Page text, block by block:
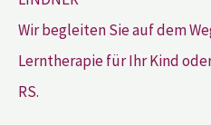
Wir begleiten Sie auf dem
Lerntherapie für Ihr Kind
RS.